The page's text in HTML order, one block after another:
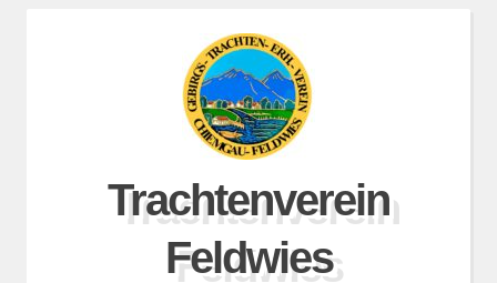
Trachtenverein
Feldwies